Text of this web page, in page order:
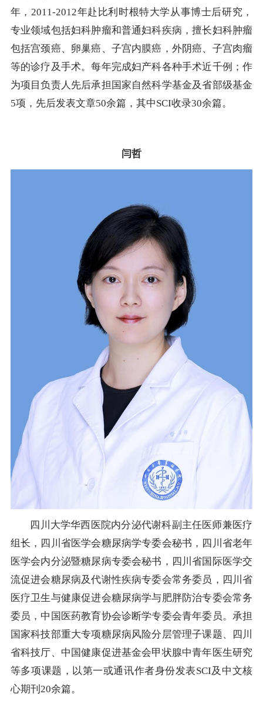
年，2011-2012年赴比利时根特大学从事博士后研究，
专业领域包括妇科肿瘤和普通妇科疾病，擅长妇科肿瘤
包括宫颈癌、卵巢癌、子宫内膜癌，外阴癌、子宫肉瘤
等的诊疗及手术。每年完成妇产科各种手术近千例；作
为项目负责人先后承担国家自然科学基金及省部级基金
5项，先后发表文章50余篇，其中SCI收录30余篇。
闫哲
四川大学华西医院内分泌代谢科副主任医师兼医疗
组长，四川省医学会糖尿病学专委会秘书，四川省老年
医学会内分泌暨糖尿病专委会秘书，四川省国际医学交
流促进会糖尿病及代谢性疾病专委会常务委员，四川省
医疗卫生与健康促进会糖尿病学与肥胖防治专委会常务
委员，中国医药教育协会诊断学专委会青年委员。承担
国家科技部重大专项糖尿病风险分层管理子课题、四川
省科技厅、中国健康促进基金会甲状腺中青年医生研究
等多项课题，以第一或通讯作者身份发表SCI及中文核
心期刊20余篇。